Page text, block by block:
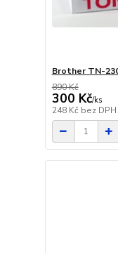
Brother TN-
890 Kč
300 Kč/ks
248 Kč bez DPH